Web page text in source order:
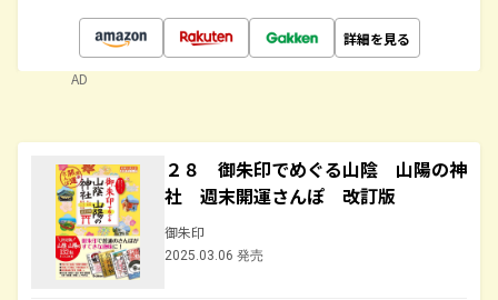
詳細を見る
AD
２８ 御朱印でめぐる山陰 山陽の神
社 週末開運さんぽ 改訂版
御朱印
2025.03.06 発売